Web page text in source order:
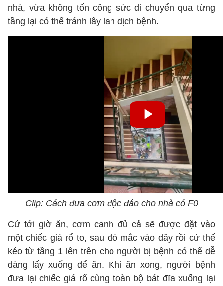
nhà, vừa không tốn công sức di chuyển qua từng
tầng lại có thể tránh lây lan dịch bệnh.
Clip: Cách đưa cơm độc đáo cho nhà có F0
Cứ tới giờ ăn, cơm canh đủ cả sẽ được đặt vào
một chiếc giá rổ to, sau đó mắc vào dây rồi cứ thế
kéo từ tầng 1 lên trên cho người bị bệnh có thể dễ
dàng lấy xuống để ăn. Khi ăn xong, người bệnh
đưa lại chiếc giá rổ cùng toàn bộ bát đĩa xuống lại